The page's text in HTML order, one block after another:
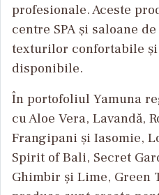
profesionale. Aceste
centre SPA și saloane
texturilor confortabile
disponibile.
În portofoliul Yamuna
cu Aloe Vera, Lavandă,
Frangipani și Iasomie,
Spirit of Bali, Secret
Ghimbir și Lime, Green